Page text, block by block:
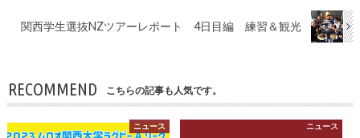
関西学生選抜NZツアーレポート 4日目編 練習＆観光
RECOMMEND こちらの記事も人気です。
ニュース ニュース